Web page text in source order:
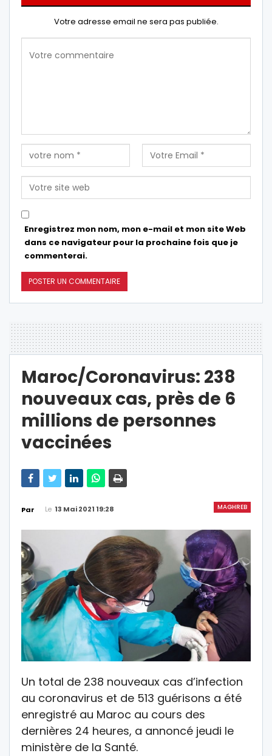
Votre adresse email ne sera pas publiée.
Enregistrez mon nom, mon e-mail et mon site Web
dans ce navigateur pour la prochaine fois que je
commenterai.
Maroc/Coronavirus: 238
nouveaux cas, près de 6
millions de personnes
vaccinées
MAGHREB
Par Le 13 Mai 2021 19:28
Un total de 238 nouveaux cas d’infection
au coronavirus et de 513 guérisons a été
enregistré au Maroc au cours des
dernières 24 heures, a annoncé jeudi le
ministère de la Santé.